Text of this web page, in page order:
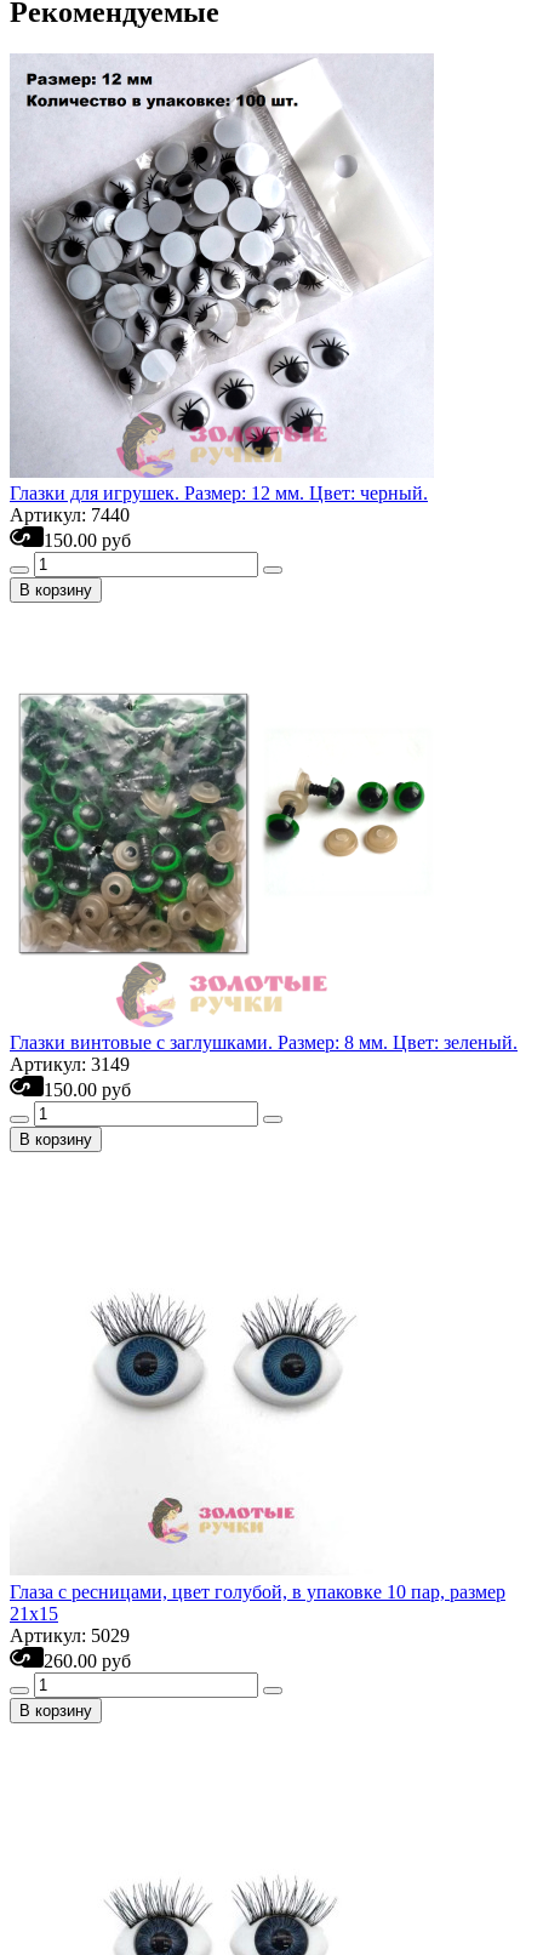
Рекомендуемые
Глазки для игрушек. Размер: 12 мм. Цвет: черный.
Артикул: 7440
150.00 руб
В корзину
Глазки винтовые с заглушками. Размер: 8 мм. Цвет: зеленый.
Артикул: 3149
150.00 руб
В корзину
Глаза с ресницами, цвет голубой, в упаковке 10 пар, размер
21х15
Артикул: 5029
260.00 руб
В корзину